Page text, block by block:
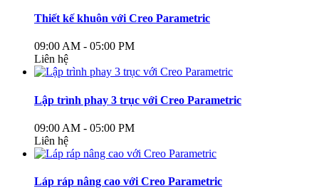
Thiết kế khuôn với Creo Parametric
09:00 AM - 05:00 PM
Liên hệ
Lập trình phay 3 trục với Creo Parametric
09:00 AM - 05:00 PM
Liên hệ
Láp ráp nâng cao với Creo Parametric